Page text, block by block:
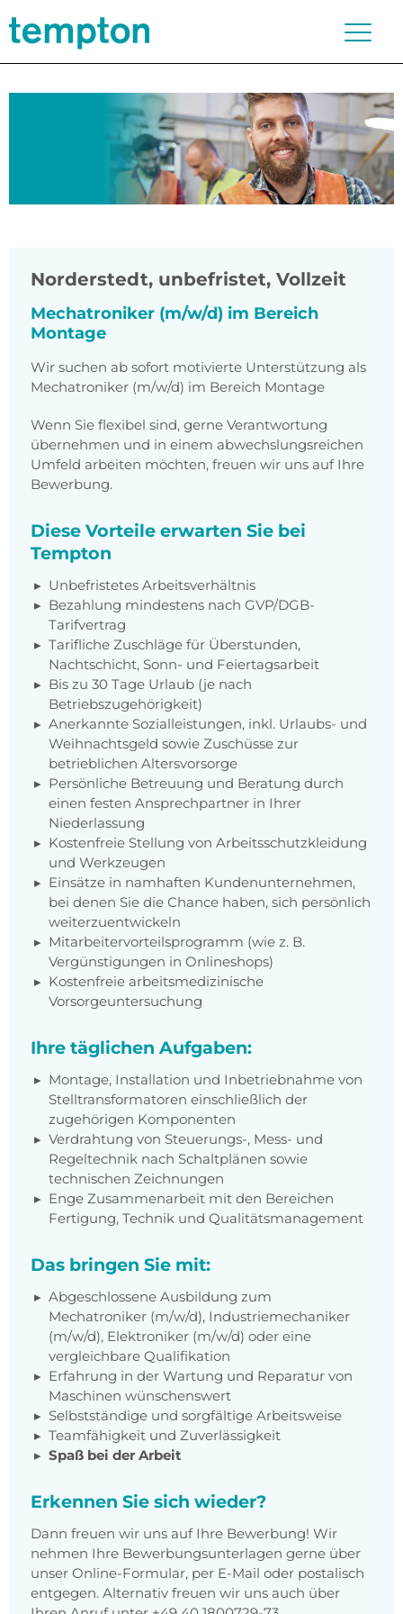
Norderstedt, unbefristet, Vollzeit
Mechatroniker (m/w/d) im Bereich
Montage
Wir suchen ab sofort motivierte Unterstützung als
Mechatroniker (m/w/d) im Bereich Montage
Wenn Sie flexibel sind, gerne Verantwortung
übernehmen und in einem abwechslungsreichen
Umfeld arbeiten möchten, freuen wir uns auf Ihre
Bewerbung.
Diese Vorteile erwarten Sie bei
Tempton
Unbefristetes Arbeitsverhältnis
Bezahlung mindestens nach GVP/DGB-
Tarifvertrag
Tarifliche Zuschläge für Überstunden,
Nachtschicht, Sonn- und Feiertagsarbeit
Bis zu 30 Tage Urlaub (je nach
Betriebszugehörigkeit)
Anerkannte Sozialleistungen, inkl. Urlaubs- und
Weihnachtsgeld sowie Zuschüsse zur
betrieblichen Altersvorsorge
Persönliche Betreuung und Beratung durch
einen festen Ansprechpartner in Ihrer
Niederlassung
Kostenfreie Stellung von Arbeitsschutzkleidung
und Werkzeugen
Einsätze in namhaften Kundenunternehmen,
bei denen Sie die Chance haben, sich persönlich
weiterzuentwickeln
Mitarbeitervorteilsprogramm (wie z. B.
Vergünstigungen in Onlineshops)
Kostenfreie arbeitsmedizinische
Vorsorgeuntersuchung
Ihre täglichen Aufgaben:
Montage, Installation und Inbetriebnahme von
Stelltransformatoren einschließlich der
zugehörigen Komponenten
Verdrahtung von Steuerungs-, Mess- und
Regeltechnik nach Schaltplänen sowie
technischen Zeichnungen
Enge Zusammenarbeit mit den Bereichen
Fertigung, Technik und Qualitätsmanagement
Das bringen Sie mit:
Abgeschlossene Ausbildung zum
Mechatroniker (m/w/d), Industriemechaniker
(m/w/d), Elektroniker (m/w/d) oder eine
vergleichbare Qualifikation
Erfahrung in der Wartung und Reparatur von
Maschinen wünschenswert
Selbstständige und sorgfältige Arbeitsweise
Teamfähigkeit und Zuverlässigkeit
Spaß bei der Arbeit
Erkennen Sie sich wieder?
Dann freuen wir uns auf Ihre Bewerbung! Wir
nehmen Ihre Bewerbungsunterlagen gerne über
unser Online-Formular, per E-Mail oder postalisch
entgegen. Alternativ freuen wir uns auch über